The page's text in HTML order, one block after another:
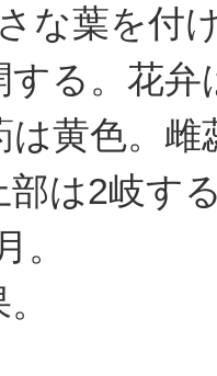
な葉を付
する。花
は黄色。
部は2岐す
。